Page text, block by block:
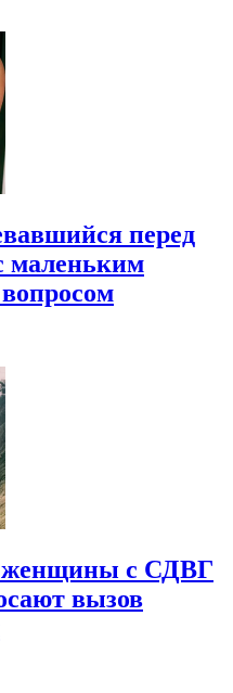
перед
маленьким
женщины с СДВГ
вызов